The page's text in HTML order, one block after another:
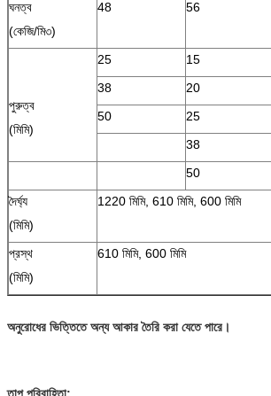
ঘনত্ব
(কেজি/মি৩)
48 56
পুরুত্ব
(মিমি)
25 15
38
20
50
25
38
50
দৈর্ঘ্য
(মিমি)
1220 মিমি, 610 মিমি, 600 মিমি
প্রস্থ
(মিমি)
610 মিমি, 600 মিমি
অনুরোধের ভিত্তিতে অন্য আকার তৈরি করা যেতে পারে।